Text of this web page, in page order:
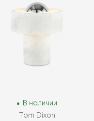
В наличии
Tom Dixon